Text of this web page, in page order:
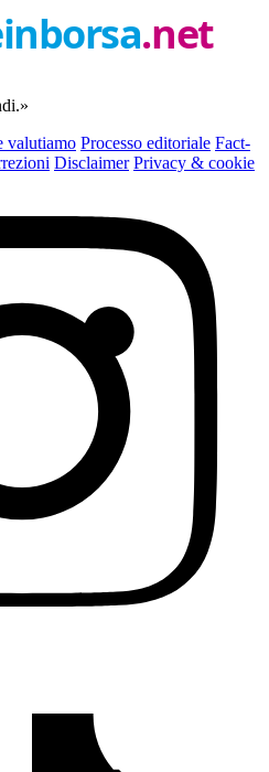
.net
valutiamo Processo editoriale Fact-
Disclaimer Privacy & cookie